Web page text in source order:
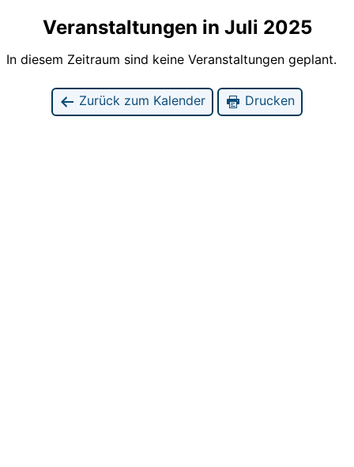
Veranstaltungen in Juli 2025
In diesem Zeitraum sind keine Veranstaltungen geplant.
Zurück zum Kalender Drucken